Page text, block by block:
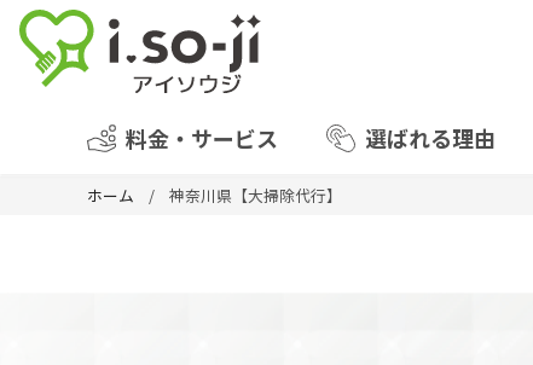
料金・サービス 選ばれる理由
ホーム 神奈川県【大掃除代行】